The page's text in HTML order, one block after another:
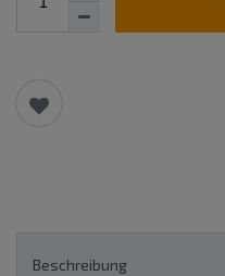
Beschreibung